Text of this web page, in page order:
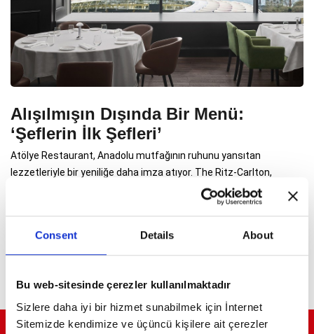
Consent Details About
Bu web-sitesinde çerezler kullanılmaktadır
Sizlere daha iyi bir hizmet sunabilmek için İnternet
Sitemizde kendimize ve üçüncü kişilere ait çerezler
Alışılmışın Dışında Bir Menü:
‘Şeflerin İlk Şefleri’
Atölye Restaurant, Anadolu mutfağının ruhunu yansıtan
lezzetleriyle bir yeniliğe daha imza atıyor. The Ritz-Carlton,
Istanbul’un şefi Ali İhsan Özkan ve deneyimli mutfak ekibinin aile
köklerine dayanan reçeteler tek bir menüde buluşuyor.